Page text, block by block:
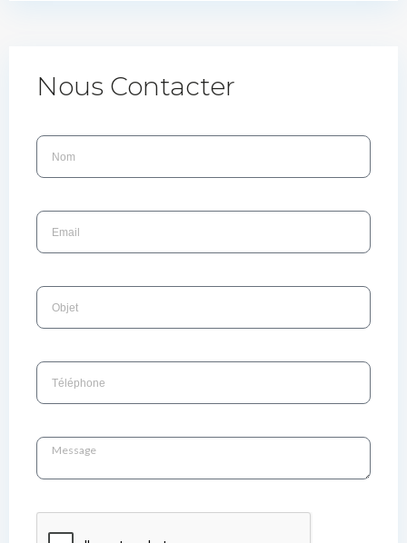
Nous Contacter